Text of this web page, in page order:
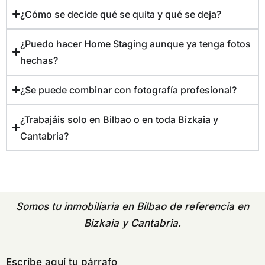
¿Cómo se decide qué se quita y qué se deja?
¿Puedo hacer Home Staging aunque ya tenga fotos
hechas?
¿Se puede combinar con fotografía profesional?
¿Trabajáis solo en Bilbao o en toda Bizkaia y
Cantabria?
Somos tu inmobiliaria en Bilbaode referencia en
Bizkaia y Cantabria.
Escribe aquí tu párrafo